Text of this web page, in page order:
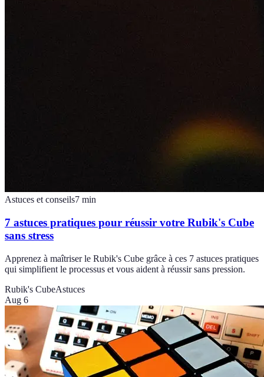
Astuces et conseils7 min
7 astuces pratiques pour réussir votre Rubik's Cube
sans stress
Apprenez à maîtriser le Rubik's Cube grâce à ces 7 astuces pratiques
qui simplifient le processus et vous aident à réussir sans pression.
Rubik's CubeAstuces
Aug 6